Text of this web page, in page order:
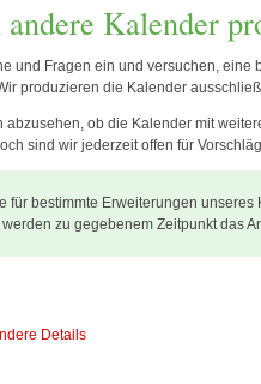
Kalender
und Fragen ein und versuchen,
produzieren die Kalender
abzusehen, ob die Kalender mit
sind wir jederzeit offen für
für bestimmte Erweiterungen
zu gegebenem Zeitpunkt das
Details